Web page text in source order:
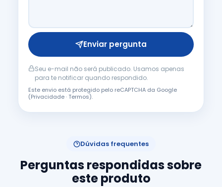
Enviar pergunta
Seu e-mail não será publicado. Usamos apenas
para te notificar quando respondido.
Este envio está protegido pelo reCAPTCHA da Google
(Privacidade·Termos).
Dúvidas frequentes
Perguntas respondidas sobre
este produto